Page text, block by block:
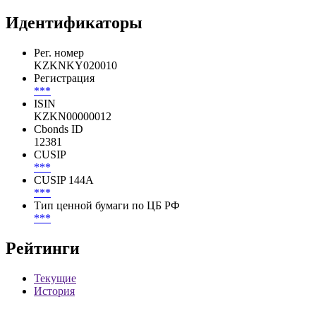
Идентификаторы
Рег. номер
KZKNKY020010
Регистрация
***
ISIN
KZKN00000012
Cbonds ID
12381
CUSIP
***
CUSIP 144A
***
Тип ценной бумаги по ЦБ РФ
***
Рейтинги
Текущие
История